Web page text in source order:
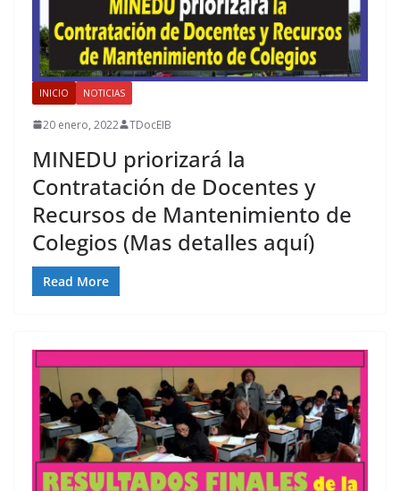
INICIO NOTICIAS
20 enero, 2022 TDocEIB
MINEDU priorizará la
Contratación de Docentes y
Recursos de Mantenimiento de
Colegios (Mas detalles aquí)
Read More